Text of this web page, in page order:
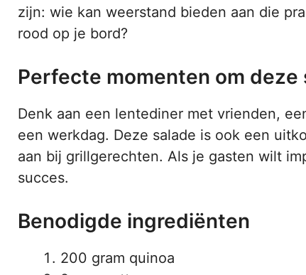
zijn: wie kan weerstand bieden aan die
rood op je bord?
Perfecte momenten om deze
Denk aan een lentediner met vrienden,
een werkdag. Deze salade is ook een
aan bij grillgerechten. Als je gasten wilt
succes.
Benodigde ingrediënten
200 gram quinoa